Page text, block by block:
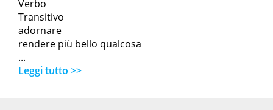
Verbo
Transitivo
adornare
rendere più bello qualcosa
...
Leggi tutto >>